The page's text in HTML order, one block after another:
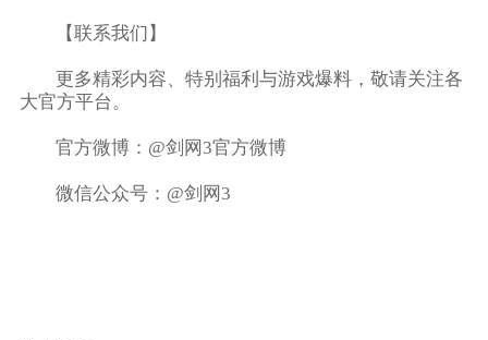
【联系我们】
更多精彩内容、特别福利与游戏爆料，敬请关注各
大官方平台。
官方微博：@剑网3官方微博
微信公众号：@剑网3